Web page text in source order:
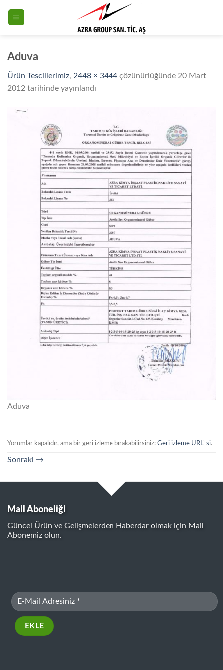
Aduva
Ürün Tescillerimiz, 2448 × 3444 çözünürlüğünde 20 Mart
2012 tarihinde yayınlandı
Aduva
Yorumlar kapalıdır, ama bir geri izleme bırakabilirsiniz: Geri izleme URL’ si.
Sonraki →
Mail Aboneliği
Güncel Ürün ve Gelişmelerden Haberdar olmak için Mail
Abonemiz olun.